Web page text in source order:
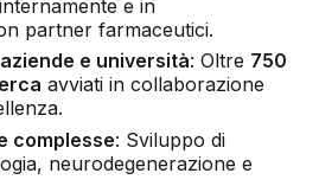
e in
partner farmaceutici.
e università: Oltre 750
avviati in collaborazione
complesse: Sviluppo di
neurodegenerazione e